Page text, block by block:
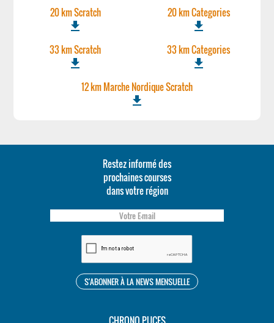
20 km Scratch
file_download
20 km Categories
file_download
33 km Scratch
file_download
33 km Categories
file_download
12 km Marche Nordique Scratch
file_download
Restez informé des
prochaines courses
dans votre région